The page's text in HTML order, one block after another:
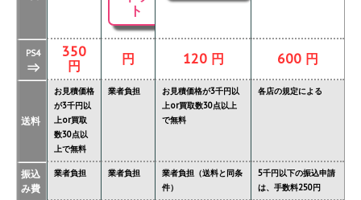
ト
PS4
⇒
350
円
円 120 円 600 円
送料
お見積価格
が3千円以
上or買取
数30点以
上で無料
業者負担
お見積価格が3千円以
上or買取数30点以上
で無料
各店の規定による
振込
み費
業者負担 業者負担
業者負担（送料と同条
件）
5千円以下の振込申請
は、手数料250円